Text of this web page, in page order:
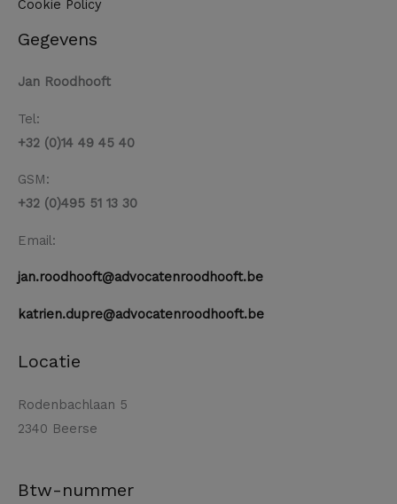
Cookie Policy
Gegevens
Jan Roodhooft
Tel:
+32 (0)14 49 45 40
GSM:
+32 (0)495 51 13 30
Email:
jan.roodhooft@advocatenroodhooft.be
katrien.dupre@advocatenroodhooft.be
Locatie
Rodenbachlaan 5
2340 Beerse
Btw-nummer